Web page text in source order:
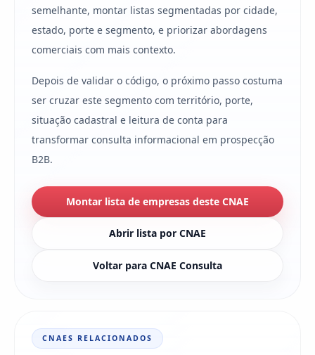
semelhante, montar listas segmentadas por cidade,
estado, porte e segmento, e priorizar abordagens
comerciais com mais contexto.
Depois de validar o código, o próximo passo costuma
ser cruzar este segmento com território, porte,
situação cadastral e leitura de conta para
transformar consulta informacional em prospecção
B2B.
Montar lista de empresas deste CNAE
Abrir lista por CNAE
Voltar para CNAE Consulta
CNAES RELACIONADOS